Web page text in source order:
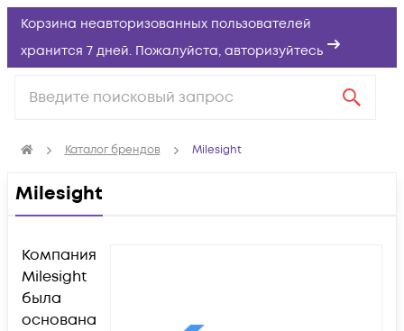
Корзина неавторизованных пользователей
хранится 7 дней. Пожалуйста, авторизуйтесь
Каталог брендов Milesight
Milesight
Компания
Milesight
была
основана